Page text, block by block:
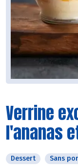
Verrine
l'ananas
Dessert Sans